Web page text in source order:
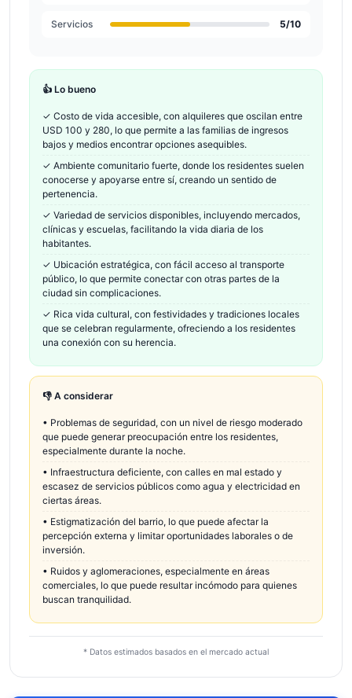
Servicios 5/10
👍 Lo bueno
✓ Costo de vida accesible, con alquileres que oscilan entre
USD 100 y 280, lo que permite a las familias de ingresos
bajos y medios encontrar opciones asequibles.
✓ Ambiente comunitario fuerte, donde los residentes suelen
conocerse y apoyarse entre sí, creando un sentido de
pertenencia.
✓ Variedad de servicios disponibles, incluyendo mercados,
clínicas y escuelas, facilitando la vida diaria de los
habitantes.
✓ Ubicación estratégica, con fácil acceso al transporte
público, lo que permite conectar con otras partes de la
ciudad sin complicaciones.
✓ Rica vida cultural, con festividades y tradiciones locales
que se celebran regularmente, ofreciendo a los residentes
una conexión con su herencia.
👎 A considerar
• Problemas de seguridad, con un nivel de riesgo moderado
que puede generar preocupación entre los residentes,
especialmente durante la noche.
• Infraestructura deficiente, con calles en mal estado y
escasez de servicios públicos como agua y electricidad en
ciertas áreas.
• Estigmatización del barrio, lo que puede afectar la
percepción externa y limitar oportunidades laborales o de
inversión.
• Ruidos y aglomeraciones, especialmente en áreas
comerciales, lo que puede resultar incómodo para quienes
buscan tranquilidad.
* Datos estimados basados en el mercado actual